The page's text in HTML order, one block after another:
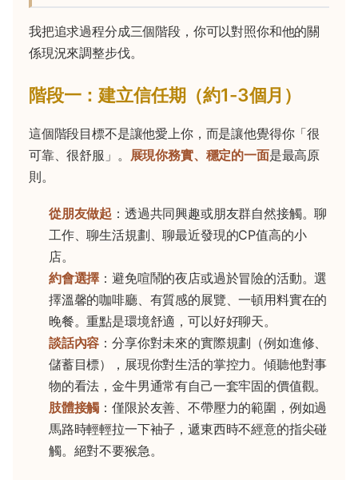
我把追求過程分成三個階段，你可以對照你和他的關
係現況來調整步伐。
階段一：建立信任期（約1-3個月）
這個階段目標不是讓他愛上你，而是讓他覺得你「很
可靠、很舒服」。
展現你務實、穩定的一面是最高原
則。
從朋友做起 ：透過共同興趣或朋友群自然接觸。聊
工作、聊生活規劃、聊最近發現的CP值高的小
店。
約會選擇 ：避免喧鬧的夜店或過於冒險的活動。選
擇溫馨的咖啡廳、有質感的展覽、一頓用料實在的
晚餐。重點是環境舒適，可以好好聊天。
談話內容 ：分享你對未來的實際規劃（例如進修、
儲蓄目標），展現你對生活的掌控力。傾聽他對事
物的看法，金牛男通常有自己一套牢固的價值觀。
肢體接觸 ：僅限於友善、不帶壓力的範圍，例如過
馬路時輕輕拉一下袖子，遞東西時不經意的指尖碰
觸。絕對不要猴急。